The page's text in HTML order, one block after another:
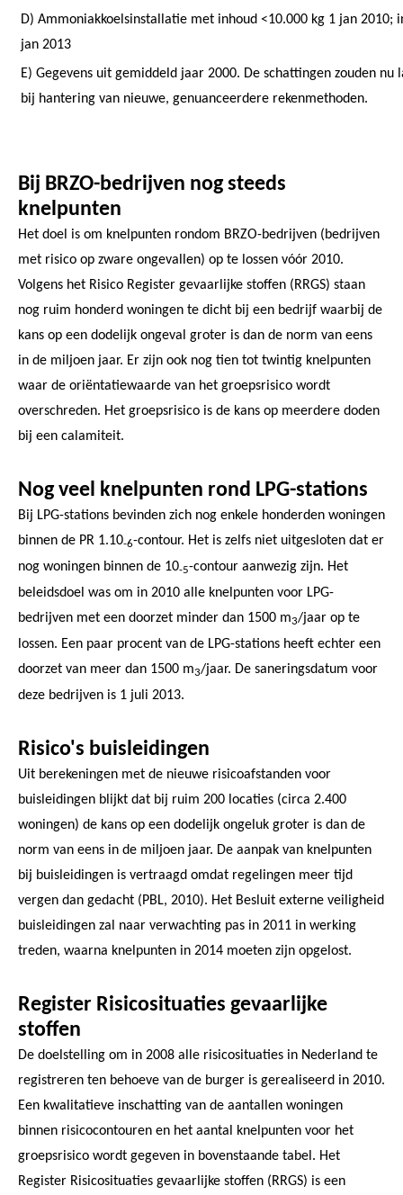
D) Ammoniakkoelsinstallatie met inhoud <10.000 kg 1 jan 2010;
jan 2013
E) Gegevens uit gemiddeld jaar 2000. De schattingen zouden nu
bij hantering van nieuwe, genuanceerdere rekenmethoden.
Bij BRZO-bedrijven nog steeds
knelpunten
Het doel is om knelpunten rondom BRZO-bedrijven (bedrijven
met risico op zware ongevallen) op te lossen vóór 2010.
Volgens het Risico Register gevaarlijke stoffen (RRGS) staan
nog ruim honderd woningen te dicht bij een bedrijf waarbij de
kans op een dodelijk ongeval groter is dan de norm van eens
in de miljoen jaar. Er zijn ook nog tien tot twintig knelpunten
waar de oriëntatiewaarde van het groepsrisico wordt
overschreden. Het groepsrisico is de kans op meerdere doden
bij een calamiteit.
Nog veel knelpunten rond LPG-stations
Bij LPG-stations bevinden zich nog enkele honderden woningen
binnen de PR 1.10-6-contour. Het is zelfs niet uitgesloten dat er
nog woningen binnen de 10-5-contour aanwezig zijn. Het
beleidsdoel was om in 2010 alle knelpunten voor LPG-
bedrijven met een doorzet minder dan 1500 m3/jaar op te
lossen. Een paar procent van de LPG-stations heeft echter een
doorzet van meer dan 1500 m3/jaar. De saneringsdatum voor
deze bedrijven is 1 juli 2013.
Risico's buisleidingen
Uit berekeningen met de nieuwe risicoafstanden voor
buisleidingen blijkt dat bij ruim 200 locaties (circa 2.400
woningen) de kans op een dodelijk ongeluk groter is dan de
norm van eens in de miljoen jaar. De aanpak van knelpunten
bij buisleidingen is vertraagd omdat regelingen meer tijd
vergen dan gedacht (PBL, 2010). Het Besluit externe veiligheid
buisleidingen zal naar verwachting pas in 2011 in werking
treden, waarna knelpunten in 2014 moeten zijn opgelost.
Register Risicosituaties gevaarlijke
stoffen
De doelstelling om in 2008 alle risicosituaties in Nederland te
registreren ten behoeve van de burger is gerealiseerd in 2010.
Een kwalitatieve inschatting van de aantallen woningen
binnen risicocontouren en het aantal knelpunten voor het
groepsrisico wordt gegeven in bovenstaande tabel. Het
Register Risicosituaties gevaarlijke stoffen (RRGS) is een